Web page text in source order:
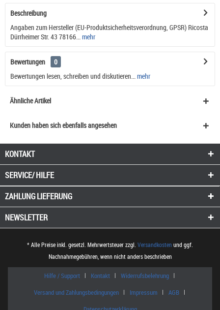
Beschreibung
Angaben zum Hersteller (EU-Produktsicherheitsverordnung, GPSR) Ricosta
Dürrheimer Str. 43 78166...
mehr
Bewertungen
0
Bewertungen lesen, schreiben und diskutieren...
mehr
Ähnliche Artikel
Kunden haben sich ebenfalls angesehen
KONTAKT
SERVICE/ HILFE
ZAHLUNGLIEFERUNG
NEWSLETTER
* Alle Preise inkl. gesetzl. Mehrwertsteuer zzgl. Versandkosten und ggf.
Nachnahmegebühren, wenn nicht anders beschrieben
Hilfe / Support Kontakt
Widerrufsbelehrung
Versand und Zahlungsbedingungen
Impressum
AGB